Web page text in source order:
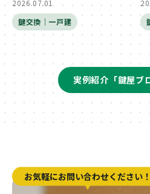
2026.07.01
鍵交換｜一戸建
実例紹介「鍵屋ブ
お気軽にお問い合わせください！